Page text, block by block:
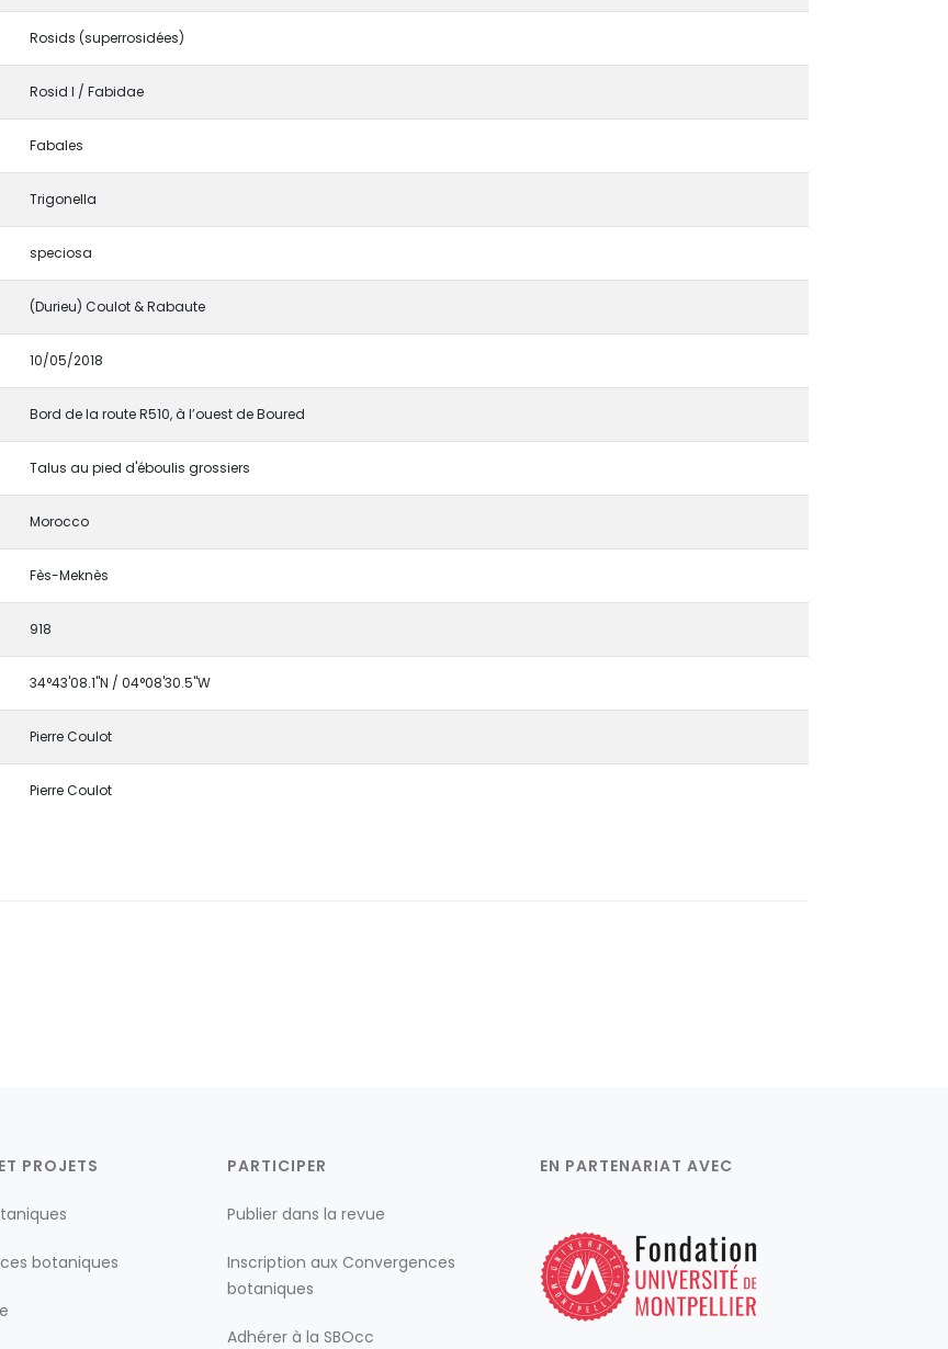
Rosids (superrosidées)
Rosid I / Fabidae
Fabales
Trigonella
speciosa
(Durieu) Coulot & Rabaute
10/05/2018
Bord de la route R510, à l’ouest de Boured
Talus au pied d'éboulis grossiers
Morocco
Fès-Meknès
918
34°43'08.1"N / 04°08'30.5"W
Pierre Coulot
Pierre Coulot
PROJETS
botaniques
PARTICIPER
Publier dans la revue
Inscription aux Convergences
botaniques
Adhérer à la SBOcc
EN PARTENARIAT AVEC